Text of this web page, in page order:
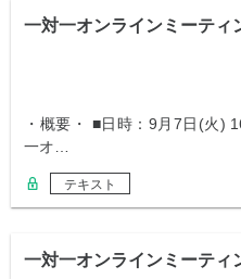
一対一オンラインミーティ
・概要・ ■日時：9月7日(火)
一オ…
テキスト
一対一オンラインミーティ